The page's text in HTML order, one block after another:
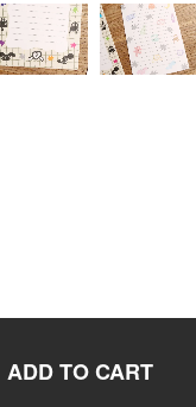
ADD TO CART